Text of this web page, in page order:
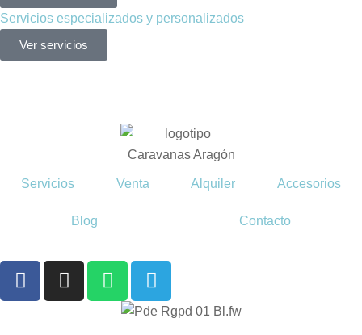
Servicios especializados y personalizados
Ver servicios
Servicios Venta Alquiler Accesorios
Blog Contacto
F
a
I
n
W
h
T
e
l